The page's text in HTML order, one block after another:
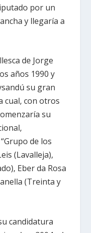
por un
y llegaría a
de Jorge
años 1990 y
su gran
cual, con otros
su
de los
(Lavalleja),
Eber da Rosa
(Treinta y
candidatura